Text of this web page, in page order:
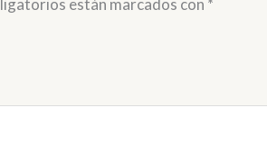
están marcados con *